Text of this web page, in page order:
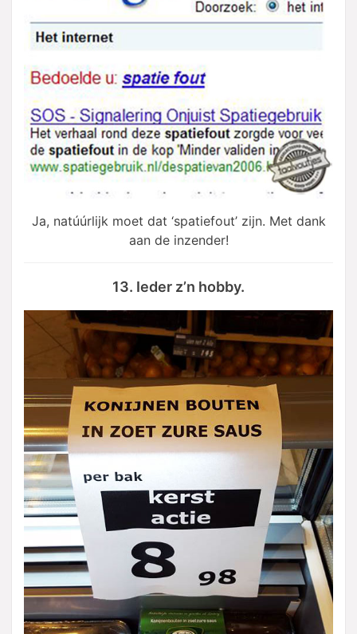
Ja, natúúrlijk moet dat ‘spatiefout’ zijn. Met dank
aan de inzender!
13. Ieder z’n hobby.